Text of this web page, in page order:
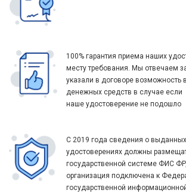
100% гарантия приема наших
месту требования. Мы отвечаем
указали в договоре возможность
денежных средств в случае если
наше удостоверение не подошло
С 2019 года сведения о
удостоверениях должны
государственной системе ФИС
организация подключена к
государственной